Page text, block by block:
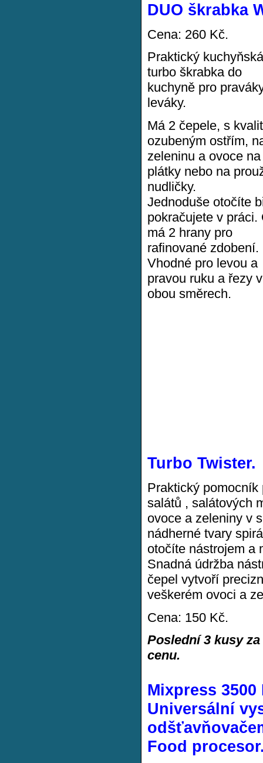
DUO škrabka
Cena: 260 Kč.
Praktický kuchyňská
turbo škrabka do
kuchyně pro
leváky.
Má 2 čepele, s
ozubeným ostřím,
zeleninu a ovoce na
plátky nebo na
nudličky.
Jednoduše otočíte
pokračujete v práci.
má 2 hrany pro
rafinované zdobení.
Vhodné pro levou a
pravou ruku a řezy v
obou směrech.
Turbo Twister.
Praktický pomocník
salátů , salátových
ovoce a zeleniny v
nádherné tvary
otočíte nástrojem a
Snadná údržba
čepel vytvoří
veškerém ovoci a
Cena: 150 Kč.
Poslední 3 kusy
cenu.
Mixpress 3500
Universální
Food